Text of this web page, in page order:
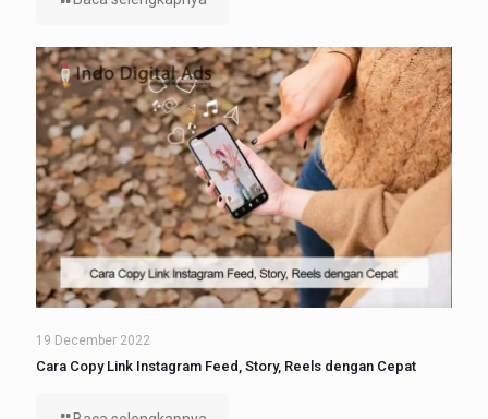
19 December 2022
Cara Copy Link Instagram Feed, Story, Reels dengan Cepat